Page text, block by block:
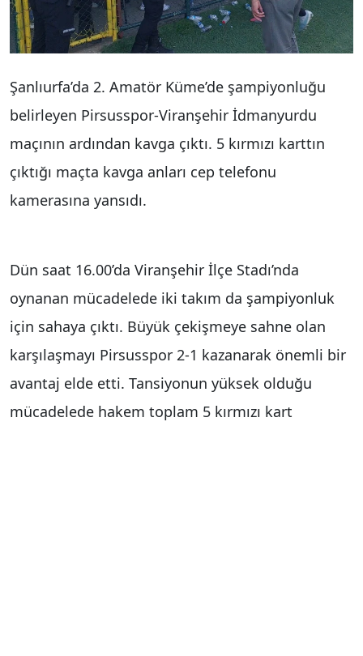
Şanlıurfa’da 2. Amatör Küme’de şampiyonluğu
belirleyen Pirsusspor-Viranşehir İdmanyurdu
maçının ardından kavga çıktı. 5 kırmızı karttın
çıktığı maçta kavga anları cep telefonu
kamerasına yansıdı.
Dün saat 16.00’da Viranşehir İlçe Stadı’nda
oynanan mücadelede iki takım da şampiyonluk
için sahaya çıktı. Büyük çekişmeye sahne olan
karşılaşmayı Pirsusspor 2-1 kazanarak önemli bir
avantaj elde etti. Tansiyonun yüksek olduğu
mücadelede hakem toplam 5 kırmızı kart